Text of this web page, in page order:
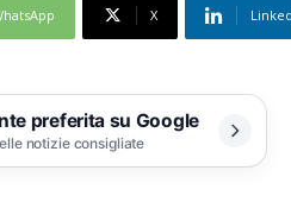
X
preferita su Google
notizie consigliate